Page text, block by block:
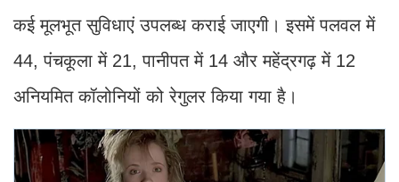
कई मूलभूत सुविधाएं उपलब्ध कराई जाएगी। इसमें पलवल में
44, पंचकूला में 21, पानीपत में 14 और महेंद्रगढ़ में 12
अनियमित कॉलोनियों को रेगुलर किया गया है।